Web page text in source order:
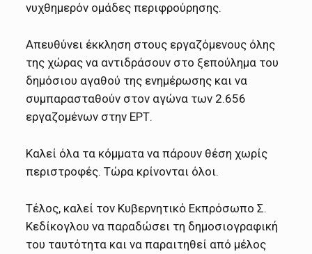
νυχθημερόν ομάδες περιφρούρησης.
Απευθύνει έκκληση στους εργαζόμενους όλης
της χώρας να αντιδράσουν στο ξεπούλημα του
δημόσιου αγαθού της ενημέρωσης και να
συμπαρασταθούν στον αγώνα των 2.656
εργαζομένων στην ΕΡΤ.
Καλεί όλα τα κόμματα να πάρουν θέση χωρίς
περιστροφές. Τώρα κρίνονται όλοι.
Τέλος, καλεί τον Κυβερνητικό Εκπρόσωπο Σ.
Κεδίκογλου να παραδώσει τη δημοσιογραφική
του ταυτότητα και να παραιτηθεί από μέλος